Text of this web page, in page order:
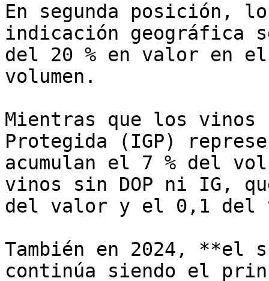
En segunda posición,
indicación geográfica
del 20 % en valor en
volumen.
Mientras que los vinos
Protegida (IGP)
acumulan el 7 % del
vinos sin DOP ni IG,
del valor y el 0,1 del
También en 2024, **el
continúa siendo el